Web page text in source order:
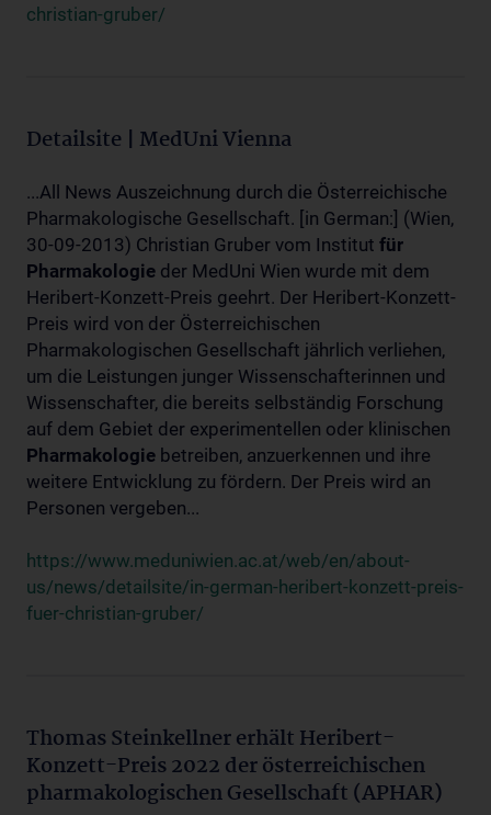
christian-gruber/
Detailsite | MedUni Vienna
...All News Auszeichnung durch die Österreichische
Pharmakologische Gesellschaft. [in German:] (Wien,
30-09-2013) Christian Gruber vom Institut für
Pharmakologie der MedUni Wien wurde mit dem
Heribert-Konzett-Preis geehrt. Der Heribert-Konzett-
Preis wird von der Österreichischen
Pharmakologischen Gesellschaft jährlich verliehen,
um die Leistungen junger Wissenschafterinnen und
Wissenschafter, die bereits selbständig Forschung
auf dem Gebiet der experimentellen oder klinischen
Pharmakologie betreiben, anzuerkennen und ihre
weitere Entwicklung zu fördern. Der Preis wird an
Personen vergeben...
https://www.meduniwien.ac.at/web/en/about-
us/news/detailsite/in-german-heribert-konzett-preis-
fuer-christian-gruber/
Thomas Steinkellner erhält Heribert-
Konzett-Preis 2022 der österreichischen
pharmakologischen Gesellschaft (APHAR)